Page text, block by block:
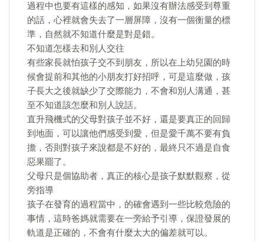
過程中也要有這樣的感知，如果沒有辦法感受到尊重
的話，心裡就會失去了一層屏障，沒有一個衡量的標
準，自然就不知道什麼是對是錯。
不知道怎樣去和別人交往
有些家長就怕孩子交不到朋友，所以在上幼兒園的時
候會提前和其他的小朋友打好招呼，可是這麼做，孩
子長大之後就缺少了交際能力，不會和別人溝通，甚
至不知道該怎麼和別人說話。
直升飛機式的父母對孩子並不好，還是要真正的回歸
到地面，可以讓他們感受到愛，但是愛千萬不要有負
擔，否則對孩子來說都是不好的，最終只不過是自食
惡果罷了。
父母只是個協助者，真正的核心是孩子默默觀察，從
旁指導
孩子在發育的過程當中，的確會遇到一些比較危險的
事情，這時爸媽就需要在一旁給予引導，保證發展的
軌道是正確的，不會有什麼太大的偏差就可以。